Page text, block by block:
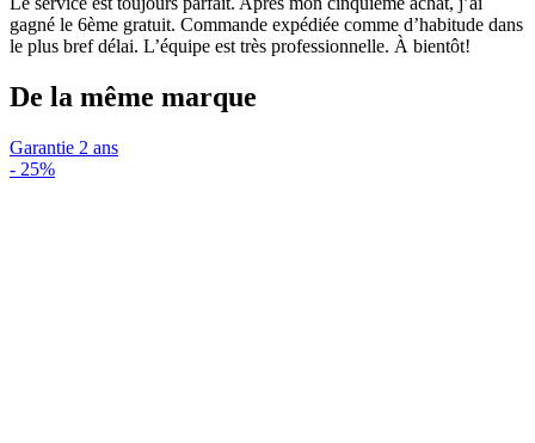
gagné le 6ème gratuit. Commande expédiée comme d’habitude dans
le plus bref délai. L’équipe est très professionnelle. À bientôt!
De la même marque
Garantie 2 ans
- 25%